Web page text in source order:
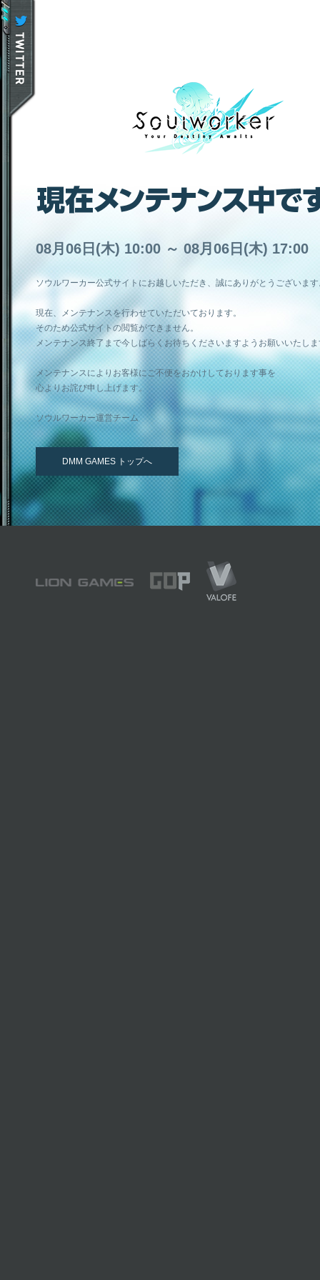
08月06日(木) 10:00 ～ 08月06日(木) 17:00
ソウルワーカー公式サイトにお越しいただき、誠にありがとうございま
現在、メンテナンスを行わせていただいております。
そのため公式サイトの閲覧ができません。
メンテナンス終了まで今しばらくお待ちくださいますようお願いいたし
メンテナンスによりお客様にご不便をおかけしております事を
心よりお詫び申し上げます。
ソウルワーカー運営チーム
DMM GAMES トップへ